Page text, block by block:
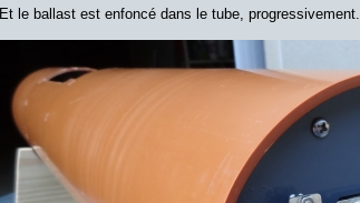
Et le ballast est enfoncé dans le tube,